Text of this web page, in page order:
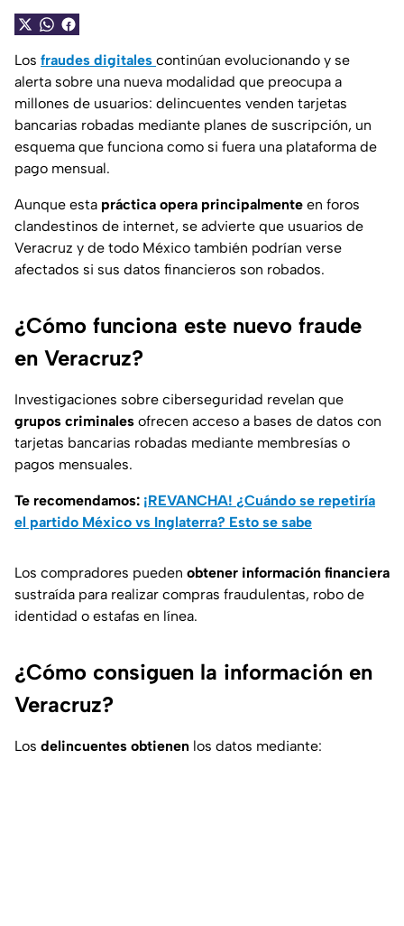
Los fraudes digitales continúan evolucionando y se
alerta sobre una nueva modalidad que preocupa a
millones de usuarios: delincuentes venden tarjetas
bancarias robadas mediante planes de suscripción, un
esquema que funciona como si fuera una plataforma de
pago mensual.
Aunque esta práctica opera principalmente en foros
clandestinos de internet, se advierte que usuarios de
Veracruz y de todo México también podrían verse
afectados si sus datos financieros son robados.
¿Cómo funciona este nuevo fraude
en Veracruz?
Investigaciones sobre ciberseguridad revelan que
grupos criminales ofrecen acceso a bases de datos con
tarjetas bancarias robadas mediante membresías o
pagos mensuales.
Te recomendamos: ¡REVANCHA! ¿Cuándo se repetiría
el partido México vs Inglaterra? Esto se sabe
Los compradores pueden obtener información financiera
sustraída para realizar compras fraudulentas, robo de
identidad o estafas en línea.
¿Cómo consiguen la información en
Veracruz?
Los delincuentes obtienen los datos mediante: